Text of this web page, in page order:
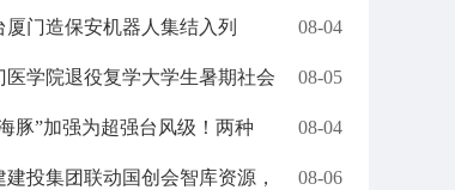
厦门造保安机器人集结入列 08-04
医学院退役复学大学生暑期社会 08-05
豚”加强为超强台风级！两种 08-04
建投集团联动国创会智库资源， 08-06